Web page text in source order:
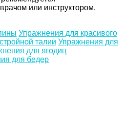
или инструктором.
Упражнения для красивого
талии Упражнения для
для ягодиц
для бедер